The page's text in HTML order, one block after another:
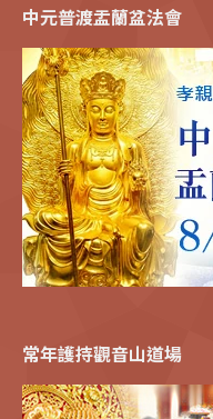
中元普渡盂蘭盆法會
常年護持觀音山道場